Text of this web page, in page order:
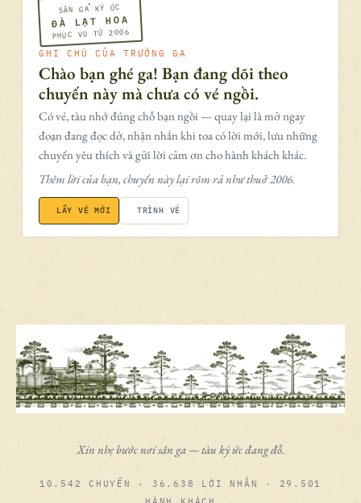
Mirror download : Freesatellite4tv.com
Happy surfing and my good wishes,
Anna
SÂN GA KÝ ỨC
ĐÀ LẠT HOA
PHỤC VỤ TỪ 2006
GHI CHÚ CỦA TRƯỞNG GA
Chào bạn ghé ga! Bạn đang dõi theo
chuyến này mà chưa có vé ngồi.
Có vé, tàu nhớ đúng chỗ bạn ngồi — quay lại là mở ngay
đoạn đang đọc dở, nhận nhắn khi toa có lời mới, lưu những
chuyến yêu thích và gửi lời cảm ơn cho hành khách khác.
Thêm lời của bạn, chuyến này lại rôm rả như thuở 2006.
LẤY VÉ MỚI TRÌNH VÉ
Xin nhẹ bước nơi sân ga — tàu ký ức đang đỗ.
10.542 CHUYẾN · 36.638 LỜI NHẮN · 29.501